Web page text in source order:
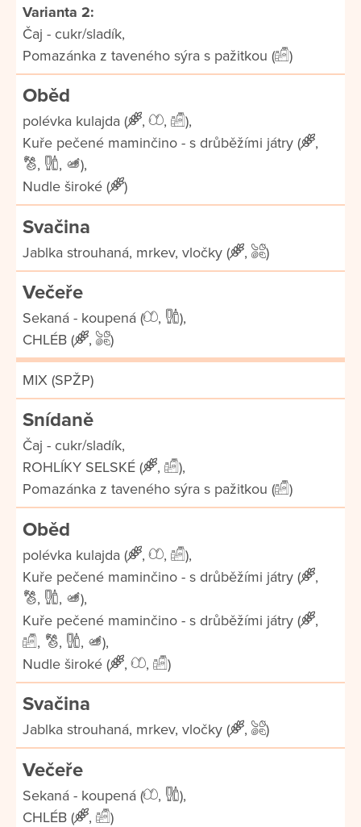
Varianta 2:
Čaj - cukr/sladík,
Pomazánka z taveného sýra s pažitkou (
)
Oběd
polévka kulajda ( , ,
),
Kuře pečené maminčino - s drůběžími játry (
,
,
,
),
Nudle široké (
)
Svačina
Jablka strouhaná, mrkev, vločky ( , )
Večeře
Sekaná - koupená ( ,
),
CHLÉB (
, )
MIX (SPŽP)
Snídaně
Čaj - cukr/sladík,
ROHLÍKY SELSKÉ (
,
),
Pomazánka z taveného sýra s pažitkou (
)
Oběd
polévka kulajda ( , ,
),
Kuře pečené maminčino - s drůběžími játry (
,
,
,
),
Kuře pečené maminčino - s drůběžími játry (
,
,
, ,
),
Nudle široké (
, , )
Svačina
Jablka strouhaná, mrkev, vločky ( , )
Večeře
Sekaná - koupená ( ,
),
CHLÉB (
, )